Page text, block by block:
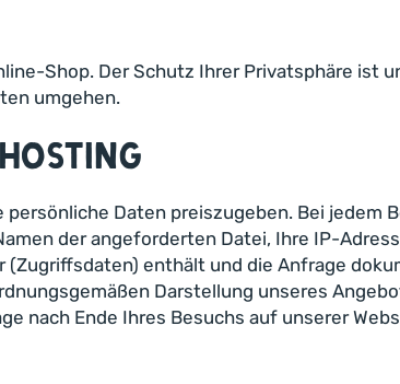
Shop. Der Schutz Ihrer Privatsphäre ist
umgehen.
Daten preiszugeben. Bei
der angeforderten Datei, Ihre IP-
enthält und die Anfrage
Darstellung unseres
nach Ende Ihres Besuchs auf unserer